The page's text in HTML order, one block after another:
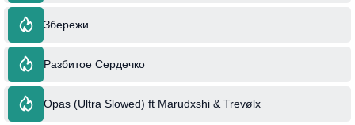
Збережи
Разбитое Сердечко
Opas (Ultra Slowed) ft Marudxshi & Trevølx